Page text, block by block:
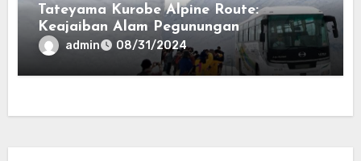
Tateyama Kurobe Alpine Route:
Keajaiban Alam Pegunungan
admin 08/31/2024